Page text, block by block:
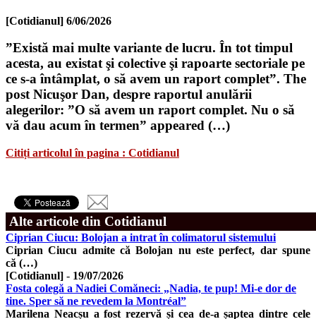
[Cotidianul] 6/06/2026
”Există mai multe variante de lucru. În tot timpul
acesta, au existat şi colective şi rapoarte sectoriale pe
ce s-a întâmplat, o să avem un raport complet”. The
post Nicuşor Dan, despre raportul anulării
alegerilor: ”O să avem un raport complet. Nu o să
vă dau acum în termen” appeared (…)
Citiți articolul în pagina : Cotidianul
Alte articole din Cotidianul
Ciprian Ciucu: Bolojan a intrat în colimatorul sistemului
Ciprian Ciucu admite că Bolojan nu este perfect, dar spune
că (…)
[Cotidianul] - 19/07/2026
Fosta colegă a Nadiei Comăneci: „Nadia, te pup! Mi-e dor de
tine. Sper să ne revedem la Montréal”
Marilena Neacșu a fost rezervă și cea de-a șaptea dintre cele